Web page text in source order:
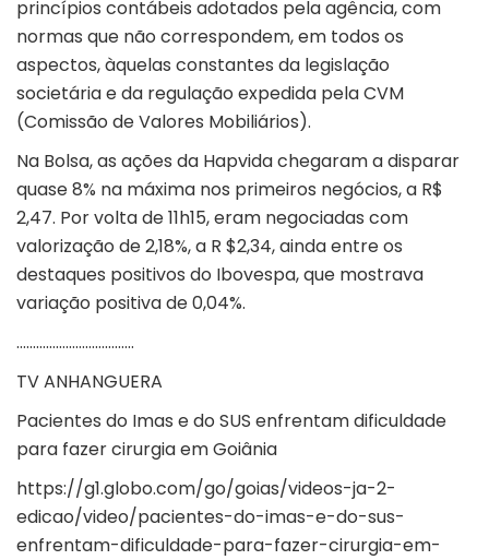
princípios contábeis adotados pela agência, com
normas que não correspondem, em todos os
aspectos, àquelas constantes da legislação
societária e da regulação expedida pela CVM
(Comissão de Valores Mobiliários).
Na Bolsa, as ações da Hapvida chegaram a disparar
quase 8% na máxima nos primeiros negócios, a R$
2,47. Por volta de 11h15, eram negociadas com
valorização de 2,18%, a R $2,34, ainda entre os
destaques positivos do Ibovespa, que mostrava
variação positiva de 0,04%.
………………………………
TV ANHANGUERA
Pacientes do Imas e do SUS enfrentam dificuldade
para fazer cirurgia em Goiânia
https://g1.globo.com/go/goias/videos-ja-2-
edicao/video/pacientes-do-imas-e-do-sus-
enfrentam-dificuldade-para-fazer-cirurgia-em-